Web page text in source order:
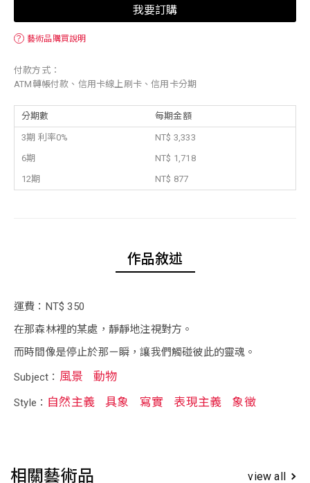
我要訂購
？ 藝術品購買說明
付款方式：
ATM轉帳付款、信用卡線上刷卡、信用卡分期
分期數 每期金額
3期 利率0%
NT$ 3,333
6期
NT$ 1,718
12期
NT$ 877
作品敘述
運費：NT$ 350
在那森林裡的某處，靜靜地注視對方。
而時間像是停止於那ㄧ瞬，讓我們觸碰彼此的靈魂。
Subject： 風景 動物
Style： 自然主義 具象 寫實 表現主義 象徵
相關藝術品 view all